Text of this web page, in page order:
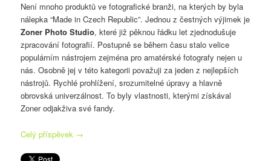
Není mnoho produktů ve fotografické branži, na kterých by byla
nálepka “Made in Czech Republic”. Jednou z čestných výjimek je
Zoner Photo Studio, které již pěknou řádku let zjednodušuje
zpracování fotografií. Postupně se během času stalo velice
populárním nástrojem zejména pro amatérské fotografy nejen u
nás. Osobně jej v této kategorii považuji za jeden z nejlepších
nástrojů. Rychlé prohlížení, srozumitelné úpravy a hlavně
obrovská univerzálnost. To byly vlastnosti, kterými získával
Zoner odjakživa své fandy.
Celý příspěvek →